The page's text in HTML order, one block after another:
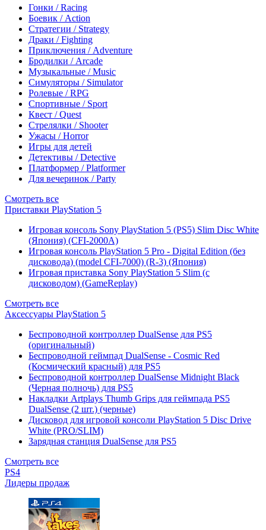
Гонки / Racing
Боевик / Action
Стратегии / Strategy
Драки / Fighting
Приключения / Adventure
Бродилки / Arcade
Музыкальные / Music
Симуляторы / Simulator
Ролевые / RPG
Спортивные / Sport
Квест / Quest
Стрелялки / Shooter
Ужасы / Horror
Игры для детей
Детективы / Detective
Платформер / Platformer
Для вечеринок / Party
Смотреть все
Приставки PlayStation 5
Игровая консоль Sony PlayStation 5 (PS5) Slim Disc White
(Япония) (CFI-2000A)
Игровая консоль PlayStation 5 Pro - Digital Edition (без
дисковода) (model CFI-7000) (R-3) (Япония)
Игровая приставка Sony PlayStation 5 Slim (с
дисководом) (GameReplay)
Смотреть все
Аксессуары PlayStation 5
Беспроводной контроллер DualSense для PS5
(оригинальный)
Беспроводной геймпад DualSense - Cosmic Red
(Космический красный) для PS5
Беспроводной контроллер DualSense Midnight Black
(Черная полночь) для PS5
Накладки Artplays Thumb Grips для геймпада PS5
DualSense (2 шт.) (черные)
Дисковод для игровой консоли PlayStation 5 Disc Drive
White (PRO/SLIM)
Зарядная станция DualSense для PS5
Смотреть все
PS4
Лидеры продаж